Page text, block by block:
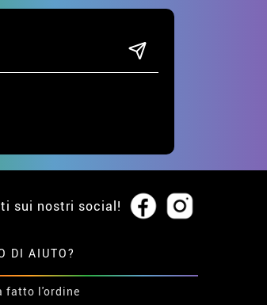
sui nostri social!
DI AIUTO?
fatto l'ordine